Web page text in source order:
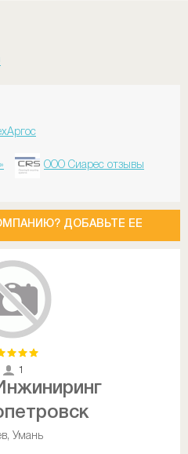
ООО Сиарес отзывы
ДОБАВЬТЕ ЕЕ
1
Умань